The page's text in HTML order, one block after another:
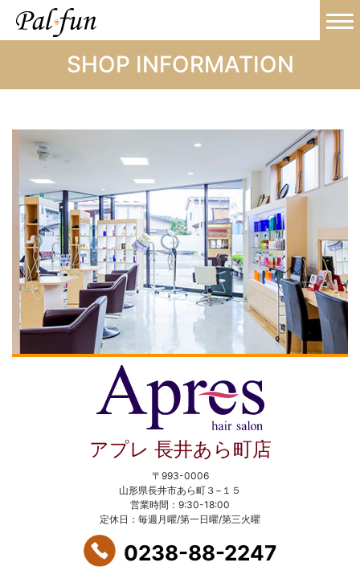
SHOP INFORMATION
アプレ 長井あら町店
〒993-0006
山形県長井市あら町３−１５
営業時間：9:30-18:00
定休日：毎週月曜/第一日曜/第三火曜
0238-88-2247